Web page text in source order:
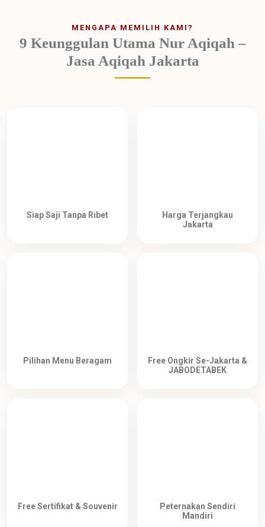
MENGAPA MEMILIH KAMI?
9 Keunggulan Utama Nur Aqiqah –
Jasa Aqiqah Jakarta
Siap Saji Tanpa Ribet
Harga Terjangkau
Jakarta
Pilihan Menu Beragam
Free Ongkir Se-Jakarta &
JABODETABEK
Free Sertifikat & Souvenir
Peternakan Sendiri
Mandiri